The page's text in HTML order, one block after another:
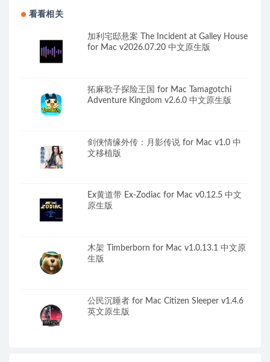
看看相关
加利宅邸悬案 The Incident at Galley House
for Mac v2026.07.20 中文原生版
拓麻歌子探险王国 for Mac Tamagotchi
Adventure Kingdom v2.6.0 中文原生版
剑侠情缘外传：月影传说 for Mac v1.0 中
文移植版
Ex黄道带 Ex-Zodiac for Mac v0.12.5 中文
原生版
木架 Timberborn for Mac v1.0.13.1 中文原
生版
公民沉睡者 for Mac Citizen Sleeper v1.4.6
英文原生版